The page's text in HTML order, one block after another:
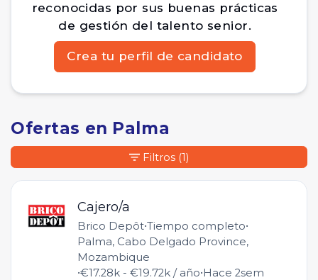
reconocidas por sus buenas prácticas
de gestión del talento senior.
Crea tu perfil de candidato
Ofertas en Palma
Cajero/a
Brico Depôt•Tiempo completo•
Palma, Cabo Delgado Province,
Mozambique
•€17.28k - €19.72k / año•Hace 2sem
Filtros (1)